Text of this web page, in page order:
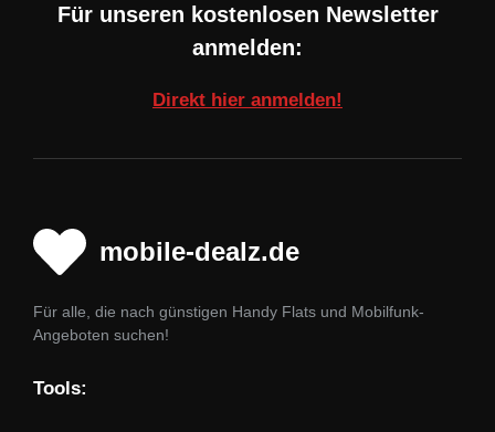
Für unseren kostenlosen Newsletter
anmelden:
Direkt hier anmelden!
mobile-dealz.de
Für alle, die nach günstigen Handy Flats und Mobilfunk-
Angeboten suchen!
Tools: